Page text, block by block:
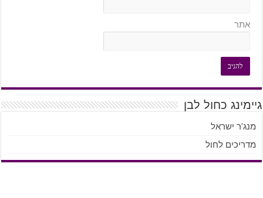
אתר
גיימינג כחול לבן
מנג'ר ישראל
מדריכים לחול